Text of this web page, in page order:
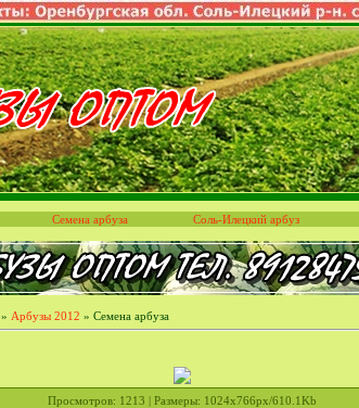
Семена арбуза Соль-Илецкий арбуз
» Арбузы 2012 » Семена арбуза
Просмотров: 1213 | Размеры: 1024x766px/610.1Kb